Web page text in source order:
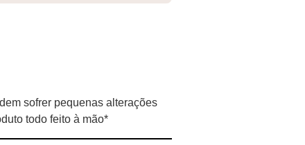
sofrer pequenas alterações
todo feito à mão*